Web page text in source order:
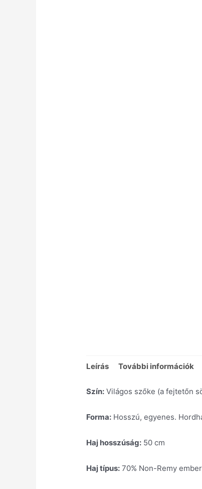
Leírás További információk
Szín: Világos szőke (a fejtetőn
Forma: Hosszú, egyenes.
Haj hosszúság: 50 cm
Haj típus: 70% Non-Remy